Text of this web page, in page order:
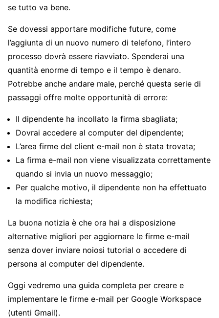
se tutto va bene.
Se dovessi apportare modifiche future, come
l’aggiunta di un nuovo numero di telefono, l’intero
processo dovrà essere riavviato. Spenderai una
quantità enorme di tempo e il tempo è denaro.
Potrebbe anche andare male, perché questa serie di
passaggi offre molte opportunità di errore:
Il dipendente ha incollato la firma sbagliata;
Dovrai accedere al computer del dipendente;
L’area firme del client e-mail non è stata trovata;
La firma e-mail non viene visualizzata correttamente
quando si invia un nuovo messaggio;
Per qualche motivo, il dipendente non ha effettuato
la modifica richiesta;
La buona notizia è che ora hai a disposizione
alternative migliori per aggiornare le firme e-mail
senza dover inviare noiosi tutorial o accedere di
persona al computer del dipendente.
Oggi vedremo una guida completa per creare e
implementare le firme e-mail per Google Workspace
(utenti Gmail).